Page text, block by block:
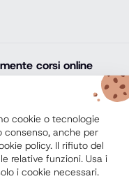
corsi online
lauree e master
attestato finale
del lavoro. Trova
percorso di studi
cookie o tecnologie
anche per
policy. Il rifiuto del
relative funzioni. Usa i
i cookie necessari.